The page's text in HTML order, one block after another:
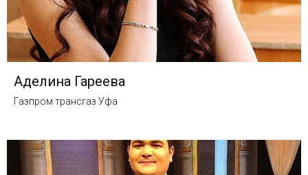
Аделина Гареева
Газпром трансгаз Уфа